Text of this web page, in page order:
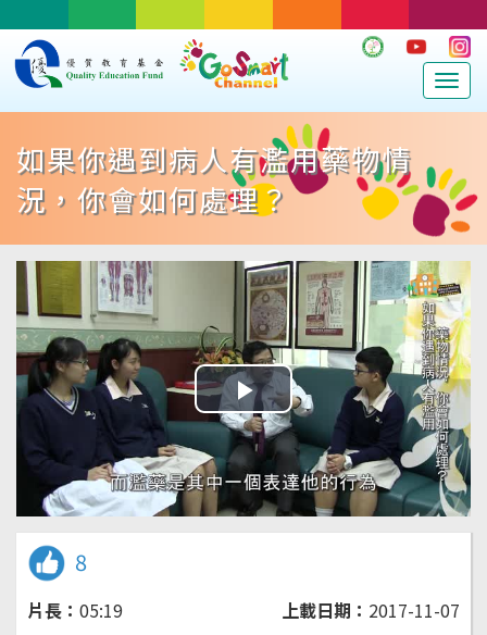
如果你遇到病人有濫用藥物情
況，你會如何處理？
Play
Video
8
片長： 05:19 上載日期： 2017-11-07